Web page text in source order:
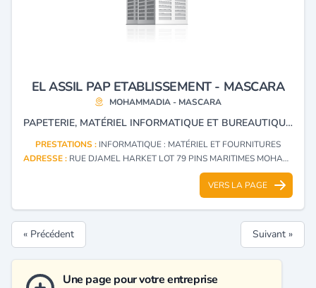
EL ASSIL PAP ETABLISSEMENT - MASCARA
MOHAMMADIA - MASCARA
PAPETERIE, MATÉRIEL INFORMATIQUE ET BUREAUTIQUE, SPÉCIALISTE CARTOUCHE ET TONNER.
PRESTATIONS : INFORMATIQUE : MATÉRIEL ET FOURNITURES
ADRESSE : RUE DJAMEL HARKET LOT 79 PINS MARITIMES MOHAMMADIA - MASCARA
VERS LA PAGE
« Précédent Suivant »
Une page pour votre entreprise